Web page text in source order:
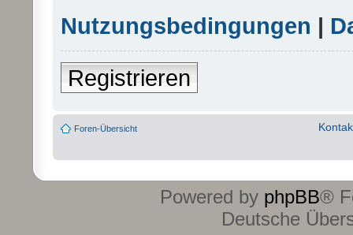
Nutzungsbedingungen |
Registrieren
Foren-Übersicht
Powered by phpBB®
Deutsche